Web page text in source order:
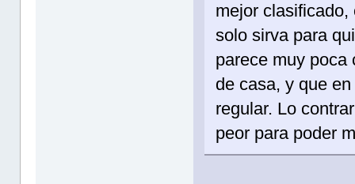
mejor
solo sirva para
parece muy poca
de casa, y que
regular. Lo
peor para poder